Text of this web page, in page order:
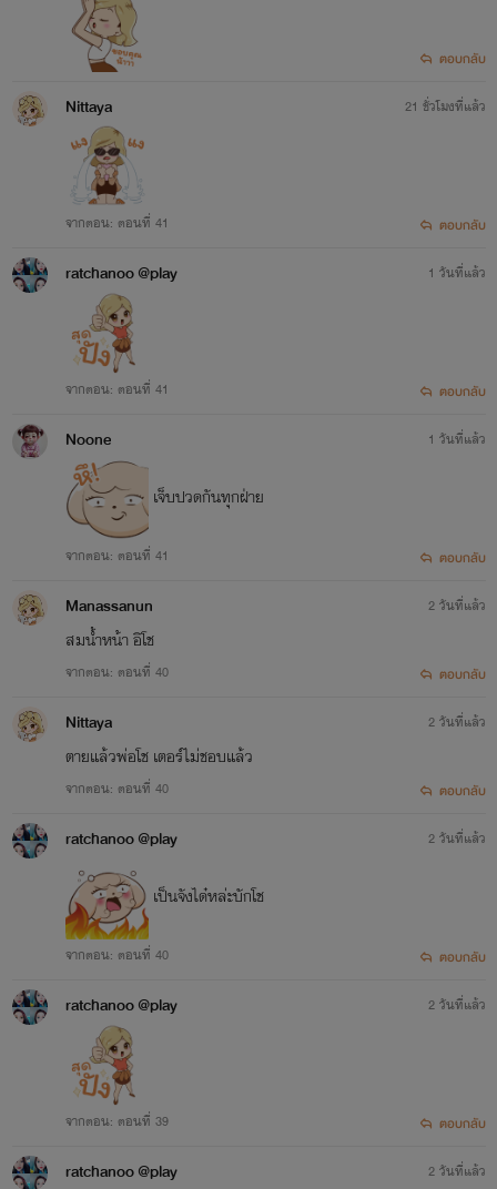
ตอบกลับ
Nittaya
จากตอน: ตอนที่ 41
21 ชั่วโมงที่แล้ว
ตอบกลับ
ratchanoo @play
จากตอน: ตอนที่ 41
1 วันที่แล้ว
ตอบกลับ
Noone
เจ็บปวดกันทุกฝ่าย
จากตอน: ตอนที่ 41
1 วันที่แล้ว
ตอบกลับ
Manassanun
สมน้ำหน้า อิโช
จากตอน: ตอนที่ 40
2 วันที่แล้ว
ตอบกลับ
Nittaya
ตายแล้วพ่อโช เตอร์ไม่ชอบแล้ว
จากตอน: ตอนที่ 40
2 วันที่แล้ว
ตอบกลับ
ratchanoo @play
เป็นจังได๋หล่ะบักโช
จากตอน: ตอนที่ 40
2 วันที่แล้ว
ตอบกลับ
ratchanoo @play
จากตอน: ตอนที่ 39
2 วันที่แล้ว
ตอบกลับ
ratchanoo @play 2 วันที่แล้ว